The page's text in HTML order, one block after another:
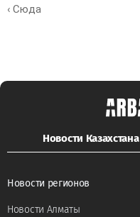
‹ Сюда
Новости Казахстана
Новости регионов
Новости Алматы